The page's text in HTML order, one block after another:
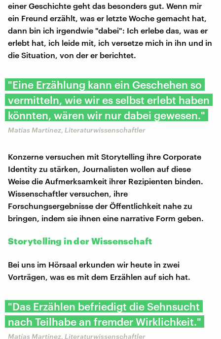
einer Geschichte geht das besonders gut. Wenn mir
ein Freund erzählt, was er letzte Woche gemacht hat,
dann bin ich irgendwie "dabei": Ich erlebe das, was er
erlebt hat, ich leide mit, ich versetze mich in ihn und in
die Situation, von der er berichtet.
"Eine Erzählung kann ein Geschehen so
vermitteln, wie wir es selbst erlebt haben
könnten, wären wir nur dabei gewesen."
Matías Martínez, Literaturwissenschaftler
Konzerne versuchen mit Storytelling ihre Corporate
Identity zu stärken, Journalisten wollen auf diese
Weise die Aufmerksamkeit ihrer Rezipienten binden.
Wissenschaftler versuchen, ihre
Forschungsergebnisse der Öffentlichkeit nahe zu
bringen, indem sie ihnen eine narrative Form geben.
Storytelling in der Wissenschaft
Bei uns im Hörsaal erkunden wir heute in zwei
Vorträgen, was es mit dem Erzählen auf sich hat.
"Das Erzählen befriedigt die Sehnsucht
nach Teilhabe an fremder Wirklichkeit."
Matías Martínez, Literaturwissenschaftler